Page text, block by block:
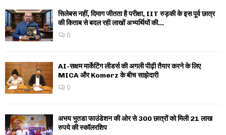
सिलेबस नहीं, दिमाग जीतता है परीक्षा, IIT रुड़की के इस पूर्व छात्र
की किताब से बदल रही लाखों अभ्यर्थियों की...
0
AI-सक्षम मार्केटिंग लीडर्स की अगली पीढ़ी तैयार करने के लिए
MICA और Komerz के बीच साझेदारी
0
अभय भुतडा फाउंडेशन की ओर से 300 छात्रों को मिली 21 लाख
रुपये की स्कॉलरशिप